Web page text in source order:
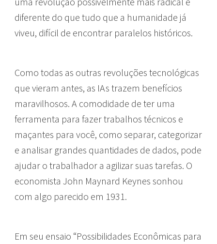
diferente do que tudo que a humanidade já
viveu, difícil de encontrar paralelos históricos.
Como todas as outras revoluções tecnológicas
que vieram antes, as IAs trazem benefícios
maravilhosos. A comodidade de ter uma
ferramenta para fazer trabalhos técnicos e
maçantes para você, como separar, categorizar
e analisar grandes quantidades de dados, pode
ajudar o trabalhador a agilizar suas tarefas. O
economista John Maynard Keynes sonhou
com algo parecido em 1931.
Em seu ensaio “Possibilidades Econômicas para